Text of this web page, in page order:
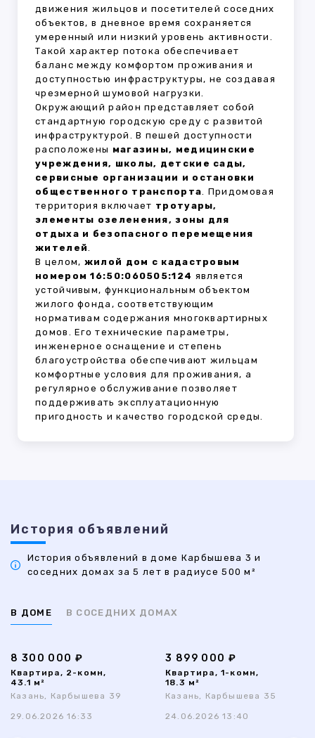
движения жильцов и посетителей соседних
объектов, в дневное время сохраняется
умеренный или низкий уровень активности.
Такой характер потока обеспечивает
баланс между комфортом проживания и
доступностью инфраструктуры, не создавая
чрезмерной шумовой нагрузки.
Окружающий район представляет собой
стандартную городскую среду с развитой
инфраструктурой. В пешей доступности
расположены магазины, медицинские
учреждения, школы, детские сады,
сервисные организации и остановки
общественного транспорта. Придомовая
территория включает тротуары,
элементы озеленения, зоны для
отдыха и безопасного перемещения
жителей.
В целом, жилой дом с кадастровым
номером 16:50:060505:124 является
устойчивым, функциональным объектом
жилого фонда, соответствующим
нормативам содержания многоквартирных
домов. Его технические параметры,
инженерное оснащение и степень
благоустройства обеспечивают жильцам
комфортные условия для проживания, а
регулярное обслуживание позволяет
поддерживать эксплуатационную
пригодность и качество городской среды.
История объявлений
История объявлений в доме Карбышева 3 и
соседних домах за 5 лет в радиусе 500 м²
В ДОМЕ В СОСЕДНИХ ДОМАХ
8 300 000 ₽
Квартира, 2-комн,
43.1 м²
Казань, Карбышева 39
29.06.2026 16:33
3 899 000 ₽
Квартира, 1-комн,
18.3 м²
Казань, Карбышева 35
24.06.2026 13:40